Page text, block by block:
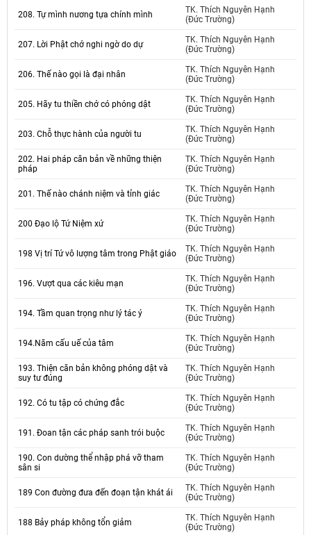
208. Tự mình nương tựa chính mình
TK. Thích Nguyên Hạnh
(Đức Trường)
207. Lời Phật chớ nghi ngờ do dự
TK. Thích Nguyên Hạnh
(Đức Trường)
206. Thế nào gọi là đại nhân
TK. Thích Nguyên Hạnh
(Đức Trường)
205. Hãy tu thiền chớ có phóng dật
TK. Thích Nguyên Hạnh
(Đức Trường)
203. Chỗ thực hành của người tu
TK. Thích Nguyên Hạnh
(Đức Trường)
202. Hai pháp căn bản về những thiện
pháp
TK. Thích Nguyên Hạnh
(Đức Trường)
201. Thế nào chánh niệm và tỉnh giác
TK. Thích Nguyên Hạnh
(Đức Trường)
200 Đạo lộ Tứ Niệm xứ
TK. Thích Nguyên Hạnh
(Đức Trường)
198 Vị trí Tứ vô lượng tâm trong Phật giáo
TK. Thích Nguyên Hạnh
(Đức Trường)
196. Vượt qua các kiêu mạn
TK. Thích Nguyên Hạnh
(Đức Trường)
194. Tầm quan trọng như lý tác ý
TK. Thích Nguyên Hạnh
(Đức Trường)
194.Năm cấu uế của tâm
TK. Thích Nguyên Hạnh
(Đức Trường)
193. Thiện căn bản không phóng dật và
suy tư đúng
TK. Thích Nguyên Hạnh
(Đức Trường)
192. Có tu tập có chứng đắc
TK. Thích Nguyên Hạnh
(Đức Trường)
191. Đoan tận các pháp sanh trói buộc
TK. Thích Nguyên Hạnh
(Đức Trường)
190. Con dường thể nhập phá vỡ tham
sân si
TK. Thích Nguyên Hạnh
(Đức Trường)
189 Con đường đưa đến đoạn tận khát ái
TK. Thích Nguyên Hạnh
(Đức Trường)
188 Bảy pháp không tổn giảm
TK. Thích Nguyên Hạnh
(Đức Trường)